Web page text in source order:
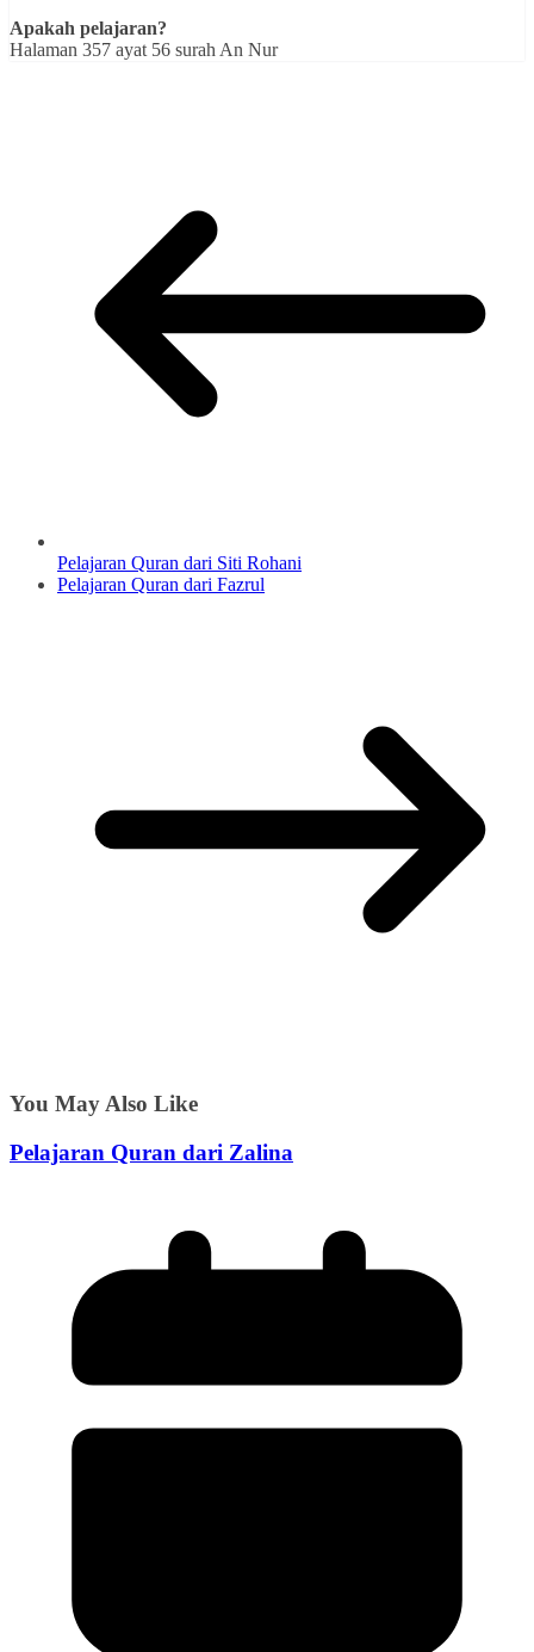
Apakah pelajaran?
Halaman 357 ayat 56 surah An Nur
Pelajaran Quran dari Siti Rohani
Pelajaran Quran dari Fazrul
You May Also Like
Pelajaran Quran dari Zalina